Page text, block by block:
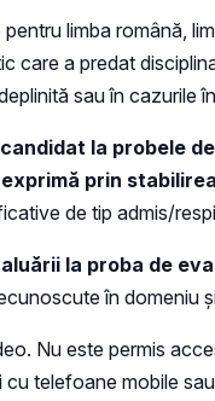
limba română,
care a predat
sau în cazurile
la probele
prin
de tip admis/
la proba de
în domeniu
Nu este permis
telefoane mobile